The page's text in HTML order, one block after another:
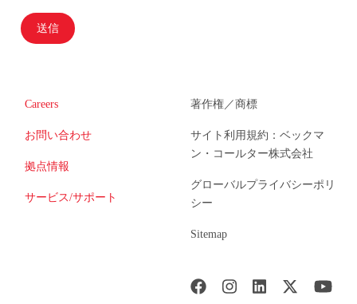
送信
Careers
お問い合わせ
拠点情報
サービス/サポート
著作権／商標
サイト利用規約：ベックマ
ン・コールター株式会社
グローバルプライバシーポリ
シー
Sitemap